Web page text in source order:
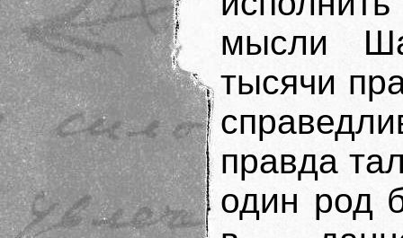
мысли
тысячи
правда
один род